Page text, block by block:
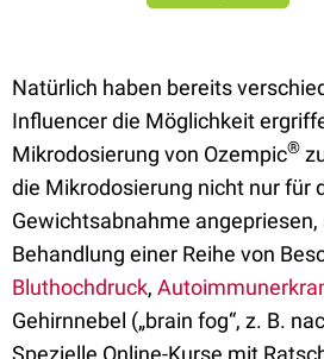
Natürlich haben bereits
Influencer die Möglichkeit
Mikrodosierung von Ozempic®
die Mikrodosierung nicht nur für
Gewichtsabnahme
Behandlung einer Reihe von
Bluthochdruck,
Gehirnnebel („brain fog“, z. B.
Spezielle Online-Kurse mit